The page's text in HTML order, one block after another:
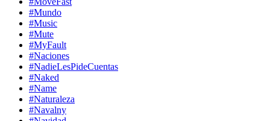
#Mundo
#Music
#Mute
#MyFault
#Naciones
#NadieLesPideCuentas
#Naked
#Name
#Naturaleza
#Navalny